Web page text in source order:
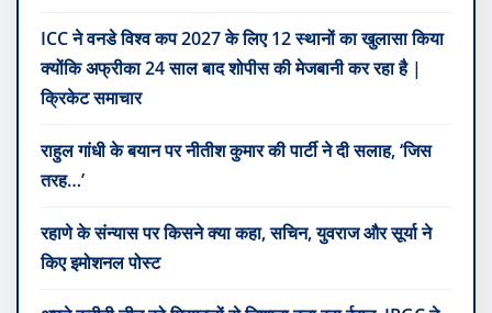
ICC ने वनडे विश्व कप 2027 के लिए 12 स्थानों का खुलासा किया
क्योंकि अफ्रीका 24 साल बाद शोपीस की मेजबानी कर रहा है |
क्रिकेट समाचार
राहुल गांधी के बयान पर नीतीश कुमार की पार्टी ने दी सलाह, ‘जिस
तरह…’
रहाणे के संन्यास पर किसने क्या कहा, सचिन, युवराज और सूर्या ने
किए इमोशनल पोस्ट